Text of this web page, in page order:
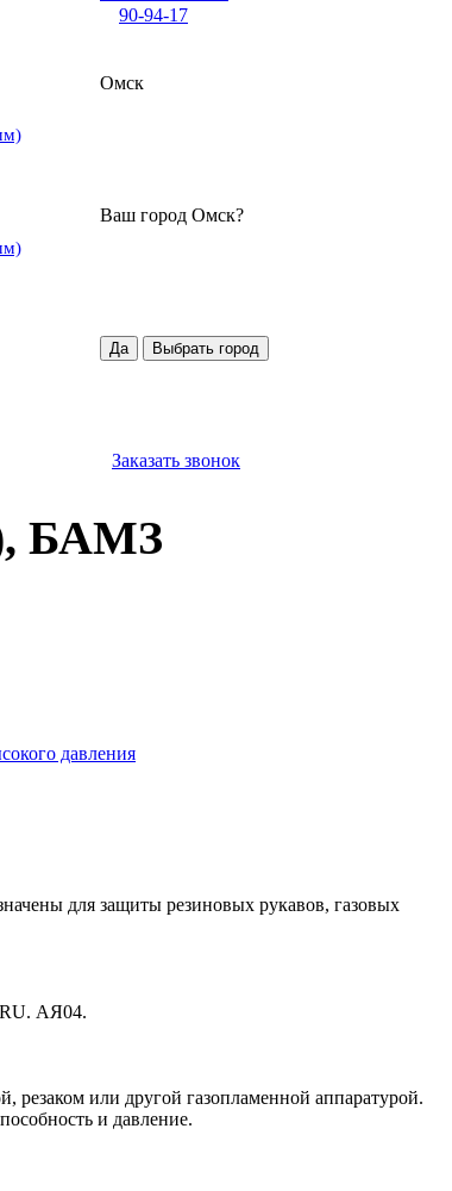
90-94-17
Омск
Ваш город Омск?
Да Выбрать город
Заказать звонок
БАМЗ
давления
для защиты резиновых рукавов, газовых
RU. АЯ04.
резаком или другой газопламенной аппаратурой.
и давление.